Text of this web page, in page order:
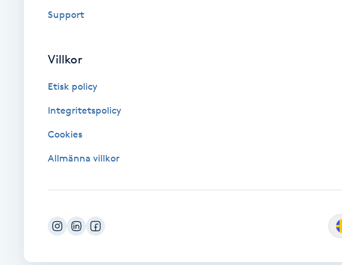
Fransk manikyr
Frekvensterapi
Funktionsanalys
Support
Villkor
Etisk policy
Integritetspolicy
Cookies
Allmänna villkor